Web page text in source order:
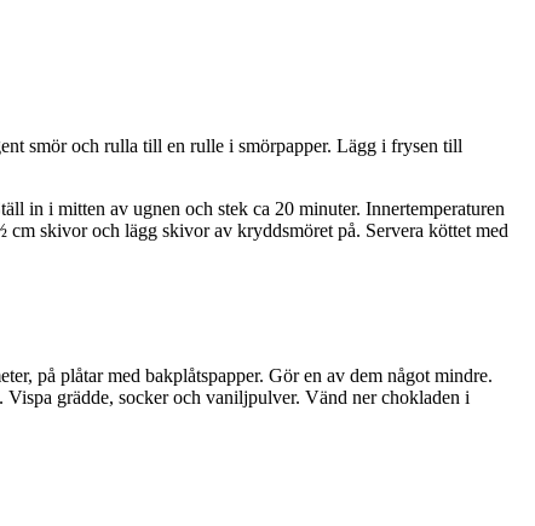
smör och rulla till en rulle i smörpapper. Lägg i frysen till
in i mitten av ugnen och stek ca 20 minuter. Innertemperaturen
skivor och lägg skivor av kryddsmöret på. Servera köttet med
på plåtar med bakplåtspapper. Gör en av dem något mindre.
grädde, socker och vaniljpulver. Vänd ner chokladen i